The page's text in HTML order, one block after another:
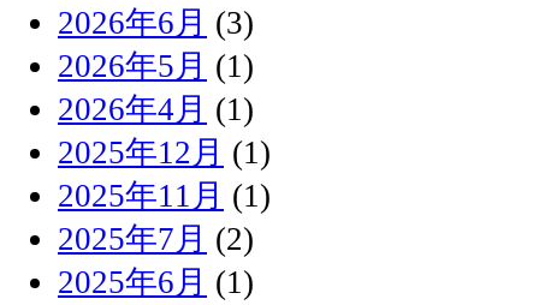
2026年6月 (3)
2026年5月 (1)
2026年4月 (1)
2025年12月 (1)
2025年11月 (1)
2025年7月 (2)
2025年6月 (1)